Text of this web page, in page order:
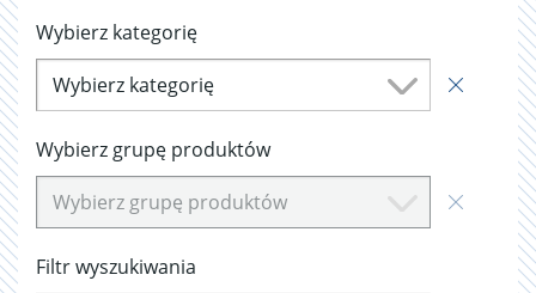
Wybierz kategorię
Wybierz kategorię
Wybierz grupę produktów
Wybierz grupę produktów
Filtr wyszukiwania